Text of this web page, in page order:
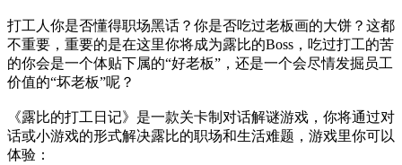
打工人你是否懂得职场黑话？你是否吃过老板画的大饼？这都
不重要，重要的是在这里你将成为露比的Boss，吃过打工的苦
的你会是一个体贴下属的“好老板”，还是一个会尽情发掘员工
价值的“坏老板”呢？
《露比的打工日记》是一款关卡制对话解谜游戏，你将通过对
话或小游戏的形式解决露比的职场和生活难题，游戏里你可以
体验：